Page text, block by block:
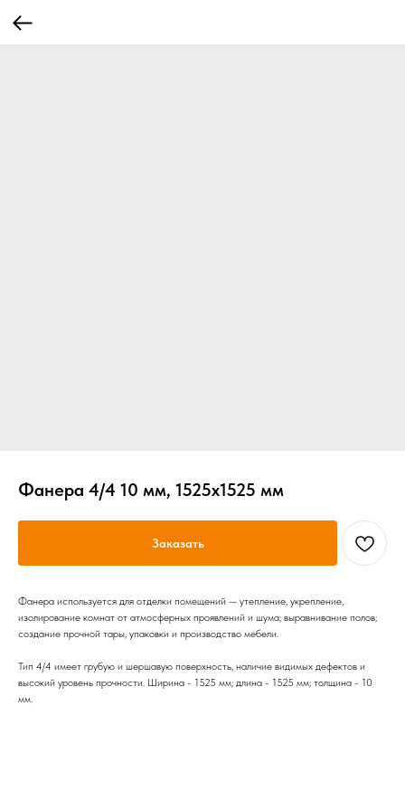
Фанера 4/4 10 мм, 1525х1525 мм
Заказать
Фанера используется для отделки помещений — утепление, укрепление,
изолирование комнат от атмосферных проявлений и шума; выравнивание полов;
создание прочной тары, упаковки и производство мебели.
Тип 4/4 имеет грубую и шершавую поверхность, наличие видимых дефектов и
высокий уровень прочности. Ширина - 1525 мм; длина - 1525 мм; толщина - 10
мм.